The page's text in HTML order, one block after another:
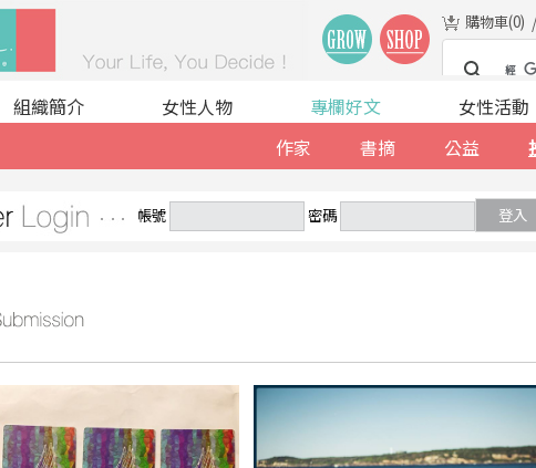
購物車(0)
組織簡介 女性人物
專欄好文
作家
書摘 公益
女性活動
帳號 密碼 登入